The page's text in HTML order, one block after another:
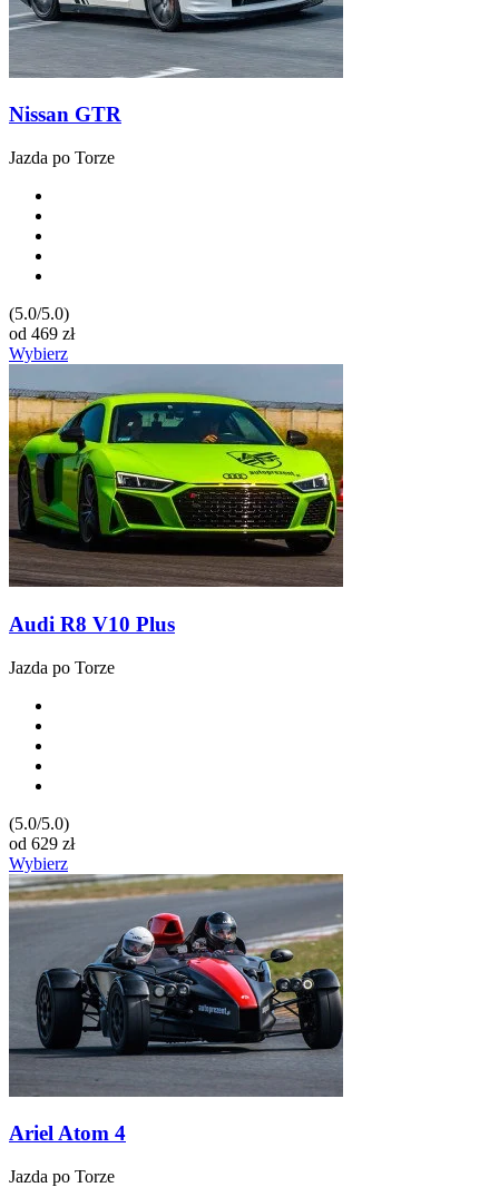
Nissan GTR
Jazda po Torze
(5.0/5.0)
od 469 zł
Wybierz
Audi R8 V10 Plus
Jazda po Torze
(5.0/5.0)
od 629 zł
Wybierz
Ariel Atom 4
Jazda po Torze